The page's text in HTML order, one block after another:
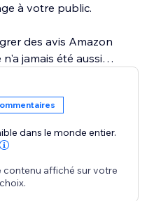
à votre public.
des avis Amazon
jamais été aussi
page dynamiques et de
à faire ressortir vos avis
acheteurs.
la crédibilité de votre
de vente avec
dans le monde entier.
affiché sur votre